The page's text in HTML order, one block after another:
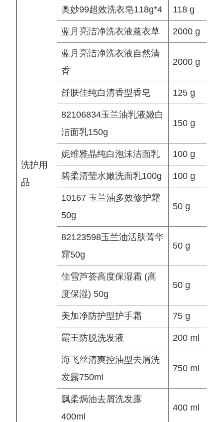
洗护用
品
奥妙99超效洗衣皂118g*4 118 g
蓝月亮洁净洗衣液薰衣草 2000 g
蓝月亮洁净洗衣液自然清
香
2000 g
舒肤佳纯白清香型香皂 125 g
82106834玉兰油乳液嫩白
洁面乳150g
150 g
妮维雅晶纯白泡沫洁面乳 100 g
碧柔清莹水嫩洗面乳100g 100 g
10167 玉兰油多效修护霜
50g
50 g
82123598玉兰油活肤菁华
霜50g
50 g
佳雪芦荟高度保湿霜 (高
度保湿) 50g
50 g
美加净防护型护手霜 75 g
霸王防脱洗发液 200 ml
海飞丝清爽控油型去屑洗
发露750ml
750 ml
飘柔焗油去屑洗发露
400ml
400 ml